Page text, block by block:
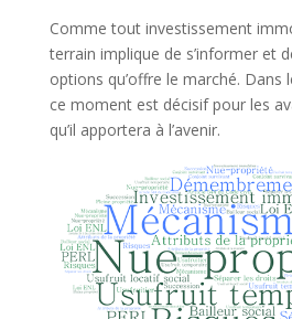
Comme tout investissement
terrain implique de s’informer et
options qu’offre le marché. Dans
ce moment est décisif pour les
qu’il apportera à l’avenir.